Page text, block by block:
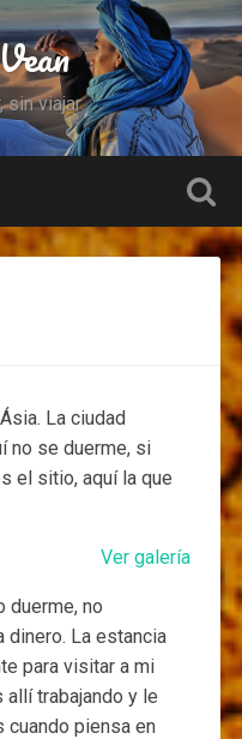
sin viajar
La ciudad
no se duerme, si
el sitio, aquí la que
Ver galería
duerme, no
dinero. La estancia
para visitar a mi
allí trabajando y le
cuando piensa en